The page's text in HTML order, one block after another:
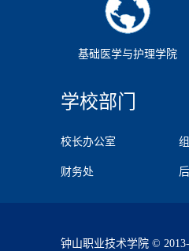
基础医学与护理学院
学校部门
校长办公室
财务处
钟山职业技术学院 ©